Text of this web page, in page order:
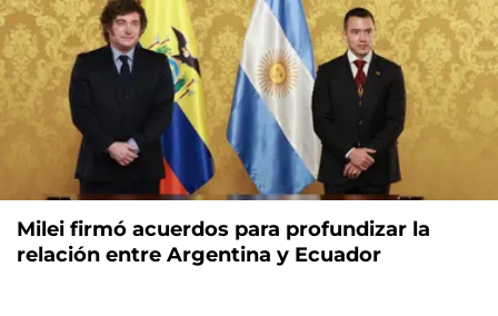
Milei firmó acuerdos para profundizar la
relación entre Argentina y Ecuador